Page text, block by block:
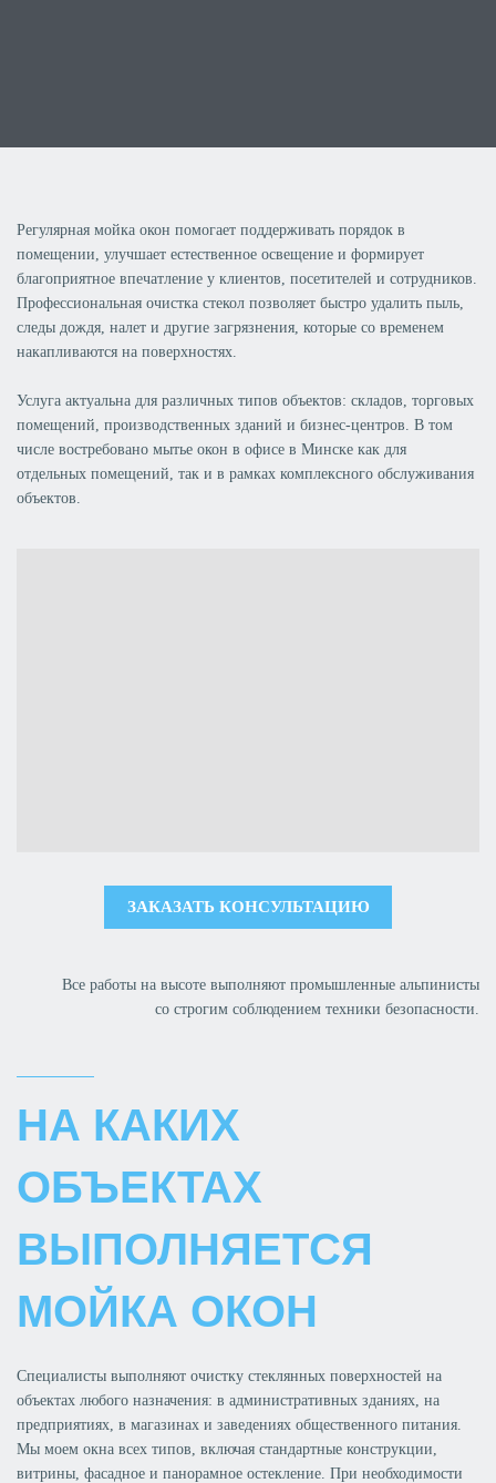
Регулярная мойка окон помогает поддерживать порядок в
помещении, улучшает естественное освещение и формирует
благоприятное впечатление у клиентов, посетителей и сотрудников.
Профессиональная очистка стекол позволяет быстро удалить пыль,
следы дождя, налет и другие загрязнения, которые со временем
накапливаются на поверхностях.
Услуга актуальна для различных типов объектов: складов, торговых
помещений, производственных зданий и бизнес-центров. В том
числе востребовано мытье окон в офисе в Минске как для
отдельных помещений, так и в рамках комплексного обслуживания
объектов.
ЗАКАЗАТЬ КОНСУЛЬТАЦИЮ
Все работы на высоте выполняют промышленные альпинисты
со строгим соблюдением техники безопасности.
НА КАКИХ
ОБЪЕКТАХ
ВЫПОЛНЯЕТСЯ
МОЙКА ОКОН
Специалисты выполняют очистку стеклянных поверхностей на
объектах любого назначения: в административных зданиях, на
предприятиях, в магазинах и заведениях общественного питания.
Мы моем окна всех типов, включая стандартные конструкции,
витрины, фасадное и панорамное остекление. При необходимости